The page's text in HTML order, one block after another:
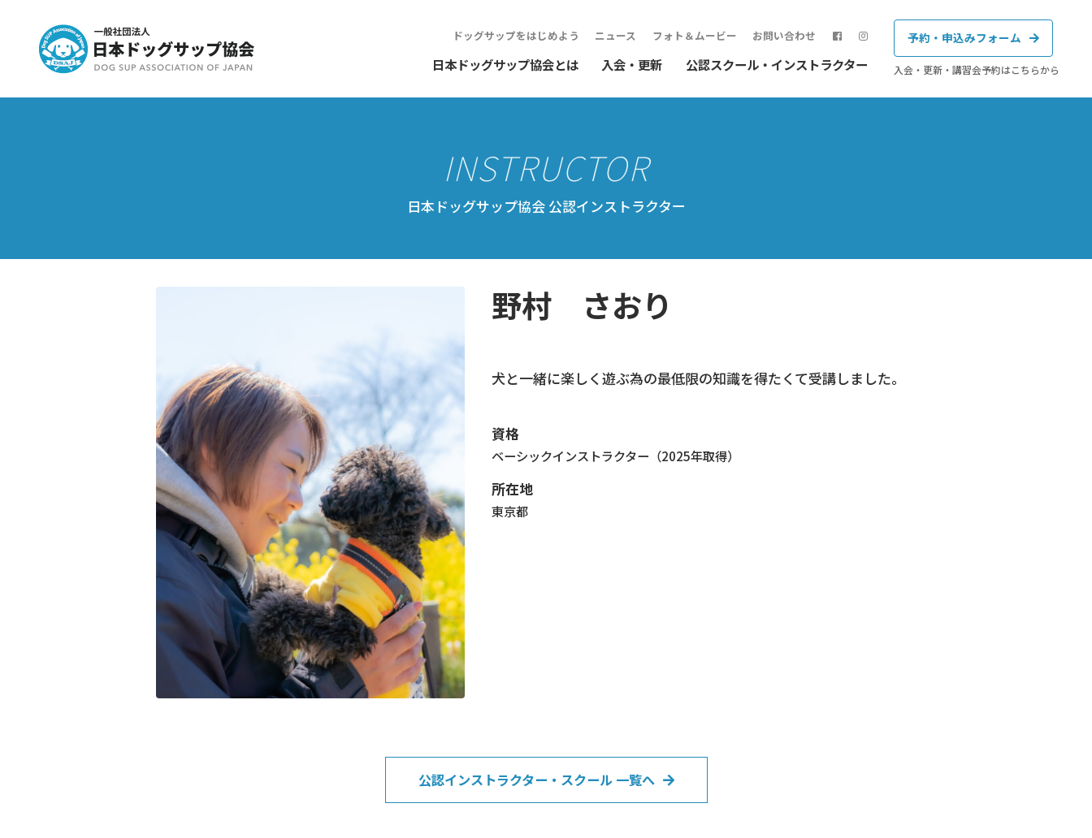
日本ドッグサップ協会とは 入会・更新 公認スクール・インストラクター
ドッグサップをはじめよう ニュース フォト＆ムービー お問い合わせ 予約・申込みフォーム
入会・更新・講習会予約はこちらから
日本ドッグサップ協会 公認インストラクター
野村 さおり
犬と一緒に楽しく遊ぶ為の最低限の知識を得たくて受講しました。
資格
ベーシックインストラクター（2025年取得）
所在地
東京都
公認インストラクター・スクール 一覧へ